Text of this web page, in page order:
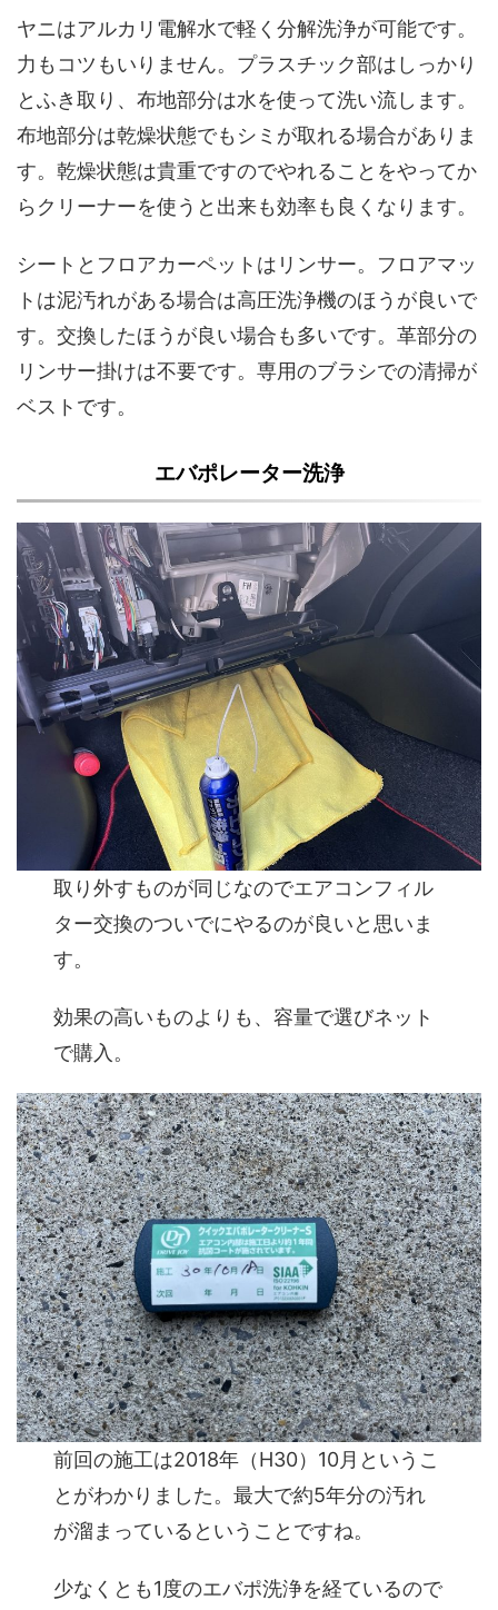
ヤニはアルカリ電解水で軽く分解洗浄が可能です。
力もコツもいりません。プラスチック部はしっかり
とふき取り、布地部分は水を使って洗い流します。
布地部分は乾燥状態でもシミが取れる場合がありま
す。乾燥状態は貴重ですのでやれることをやってか
らクリーナーを使うと出来も効率も良くなります。
シートとフロアカーペットはリンサー。フロアマッ
トは泥汚れがある場合は高圧洗浄機のほうが良いで
す。交換したほうが良い場合も多いです。革部分の
リンサー掛けは不要です。専用のブラシでの清掃が
ベストです。
エバポレーター洗浄
取り外すものが同じなのでエアコンフィル
ター交換のついでにやるのが良いと思いま
す。
効果の高いものよりも、容量で選びネット
で購入。
前回の施工は2018年（H30）10月というこ
とがわかりました。最大で約5年分の汚れ
が溜まっているということですね。
少なくとも1度のエバポ洗浄を経ているので